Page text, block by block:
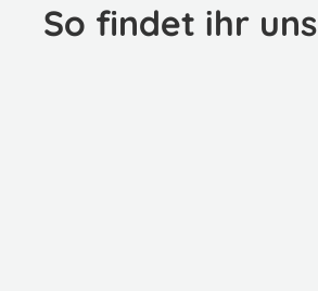
So findet ihr uns